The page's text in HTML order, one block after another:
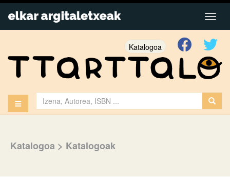
Katalogoa
Katalogoa > Katalogoak